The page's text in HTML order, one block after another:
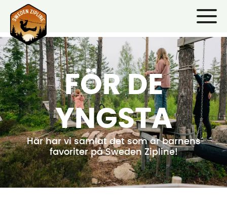
FÖR DE
YNGSTA
Här har vi samlat det som är barnens
favoriter på Sweden Zipline!